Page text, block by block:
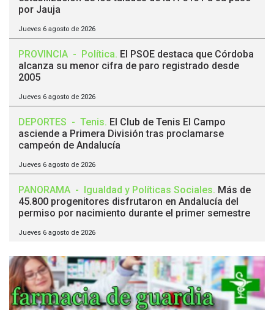
por Jauja
Jueves 6 agosto de 2026
PROVINCIA - Política. El PSOE destaca que Córdoba
alcanza su menor cifra de paro registrado desde
2005
Jueves 6 agosto de 2026
DEPORTES - Tenis. El Club de Tenis El Campo
asciende a Primera División tras proclamarse
campeón de Andalucía
Jueves 6 agosto de 2026
PANORAMA - Igualdad y Políticas Sociales. Más de
45.800 progenitores disfrutaron en Andalucía del
permiso por nacimiento durante el primer semestre
Jueves 6 agosto de 2026